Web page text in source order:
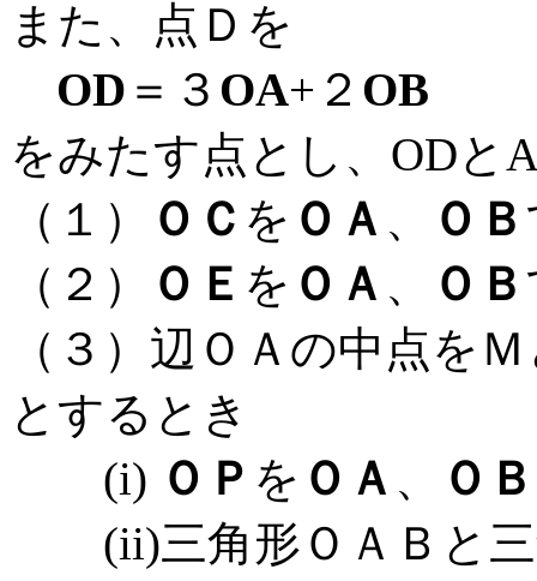
また、点Ｄを
OD ＝３ OA+２ OB
をみたす点とし、ODと
（１）
ＯＣ を ＯＡ 、 ＯＢ
（２）
ＯＥ を ＯＡ 、 ＯＢ
（３）辺ＯＡの中点を
とするとき
(i) ＯＰ を ＯＡ 、 ＯＢ
(ii)三角形ＯＡＢと三